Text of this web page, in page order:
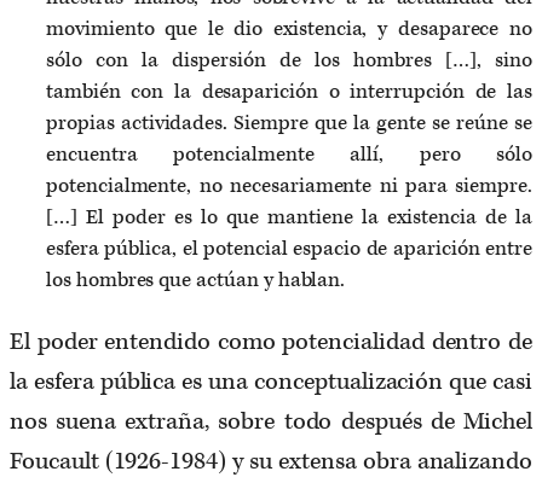
movimiento que le dio existencia, y desaparece no
sólo con la dispersión de los hombres […], sino
también con la desaparición o interrupción de las
propias actividades. Siempre que la gente se reúne se
encuentra potencialmente allí, pero sólo
potencialmente, no necesariamente ni para siempre.
[…] El poder es lo que mantiene la existencia de la
esfera pública, el potencial espacio de aparición entre
los hombres que actúan y hablan.
El poder entendido como potencialidad dentro de
la esfera pública es una conceptualización que casi
nos suena extraña, sobre todo después de Michel
Foucault (1926-1984) y su extensa obra analizando